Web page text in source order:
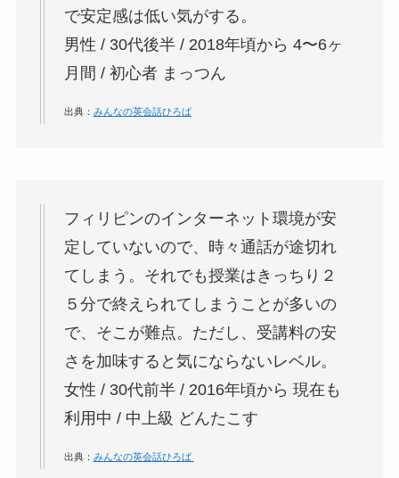
で安定感は低い気がする。
男性 / 30代後半 / 2018年頃から 4〜6ヶ
月間 / 初心者 まっつん
出典： みんなの英会話ひろば
フィリピンのインターネット環境が安
定していないので、時々通話が途切れ
てしまう。 それでも授業はきっちり２
５分で終えられてしまうことが多いの
で、そこが難点。ただし、受講料の安
さを加味すると気にならないレベル。
女性 / 30代前半 / 2016年頃から 現在も
利用中 / 中上級 どんたこす
出典： みんなの英会話ひろば